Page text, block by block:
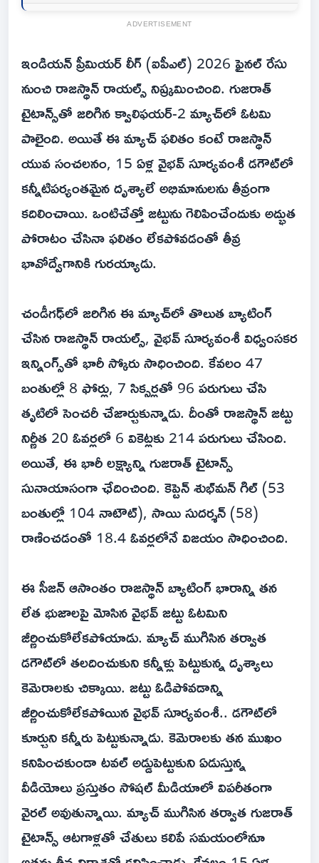
ADVERTISEMENT
ఇండియన్ ప్రీమియర్ లీగ్ (ఐపీఎల్) 2026 ఫైనల్ రేసు
నుంచి రాజస్థాన్ రాయల్స్ నిష్క్రమించింది. గుజరాత్
టైటాన్స్‌తో జరిగిన క్వాలిఫయర్-2 మ్యాచ్‌లో ఓటమి
పాలైంది. అయితే ఈ మ్యాచ్ ఫలితం కంటే రాజస్థాన్
యువ సంచలనం, 15 ఏళ్ల వైభవ్ సూర్యవంశీ డగౌట్‌లో
కన్నీటిపర్యంతమైన దృశ్యాలే అభిమానులను తీవ్రంగా
కదిలించాయి. ఒంటిచేత్తో జట్టును గెలిపించేందుకు అద్భుత
పోరాటం చేసినా ఫలితం లేకపోవడంతో తీవ్ర
భావోద్వేగానికి గురయ్యాడు.
చండీగఢ్‌లో జరిగిన ఈ మ్యాచ్‌లో తొలుత బ్యాటింగ్
చేసిన రాజస్థాన్ రాయల్స్, వైభవ్ సూర్యవంశీ విధ్వంసకర
ఇన్నింగ్స్‌తో భారీ స్కోరు సాధించింది. కేవలం 47
బంతుల్లో 8 ఫోర్లు, 7 సిక్సర్లతో 96 పరుగులు చేసి
తృటిలో సెంచరీ చేజార్చుకున్నాడు. దీంతో రాజస్థాన్ జట్టు
నిర్ణీత 20 ఓవర్లలో 6 వికెట్లకు 214 పరుగులు చేసింది.
అయితే, ఈ భారీ లక్ష్యాన్ని గుజరాత్ టైటాన్స్
సునాయాసంగా ఛేదించింది. కెప్టెన్ శుభ్‌మన్ గిల్ (53
బంతుల్లో 104 నాటౌట్), సాయి సుదర్శన్ (58)
రాణించడంతో 18.4 ఓవర్లలోనే విజయం సాధించింది.
ఈ సీజన్ ఆసాంతం రాజస్థాన్ బ్యాటింగ్ భారాన్ని తన
లేత భుజాలపై మోసిన వైభవ్ జట్టు ఓటమిని
జీర్ణించుకోలేకపోయాడు. మ్యాచ్ ముగిసిన తర్వాత
డగౌట్‌లో తలదించుకుని కన్నీళ్లు పెట్టుకున్న దృశ్యాలు
కెమెరాలకు చిక్కాయి. జట్టు ఓడిపోవడాన్ని
జీర్ణించుకోలేకపోయిన వైభవ్ సూర్యవంశీ.. డగౌట్‌లో
కూర్చుని కన్నీరు పెట్టుకున్నాడు. కెమెరాలకు తన ముఖం
కనిపించకుండా టవల్ అడ్డుపెట్టుకుని ఏడుస్తున్న
వీడియోలు ప్రస్తుతం సోషల్ మీడియాలో విపరీతంగా
వైరల్ అవుతున్నాయి. మ్యాచ్ ముగిసిన తర్వాత గుజరాత్
టైటాన్స్ ఆటగాళ్లతో చేతులు కలిపే సమయంలోనూ